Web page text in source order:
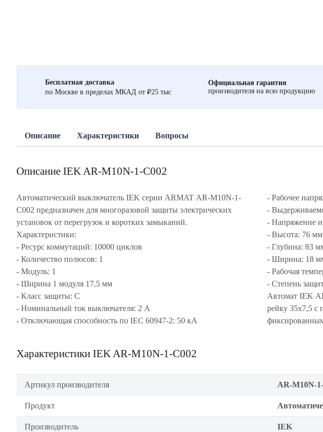
Бесплатная доставка
по Москве в пределах МКАД от ₽25 тыс
Официальная гарантия
производителя на всю продукцию
Описание Характеристики Вопросы
Описание IEK AR-M10N-1-C002
Автоматический выключатель IEK серии ARMAT AR-M10N-1-
C002 предназначен для многоразовой защиты электрических
установок от перегрузок и коротких замыканий.
Характеристики:
- Ресурс коммутаций: 10000 циклов
- Количество полюсов: 1
- Модуль: 1
- Ширина 1 модуля 17,5 мм
- Класс защиты: С
- Номинальный ток выключателя: 2 А
- Отключающая способность по IEC 60947-2: 50 кА
- Рабочее
-
- Напряжение
- Высота: 76 мм
- Глубина: 83
- Ширина: 18
- Рабочая
- Степень
Автомат IEK
рейку 35x7,5 с
Характеристики IEK AR-M10N-1-C002
Артикул производителя AR-M10N-
Продукт
Производитель IEK